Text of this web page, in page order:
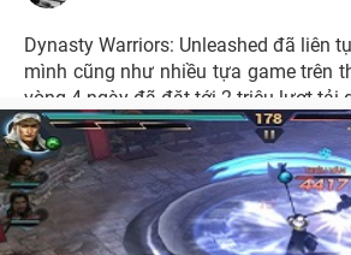
Dynasty Warriors: Unleashed đã liên
mình cũng như nhiều tựa game trên
vòng 4 ngày đã đặt tới 2 triệu lượt tải